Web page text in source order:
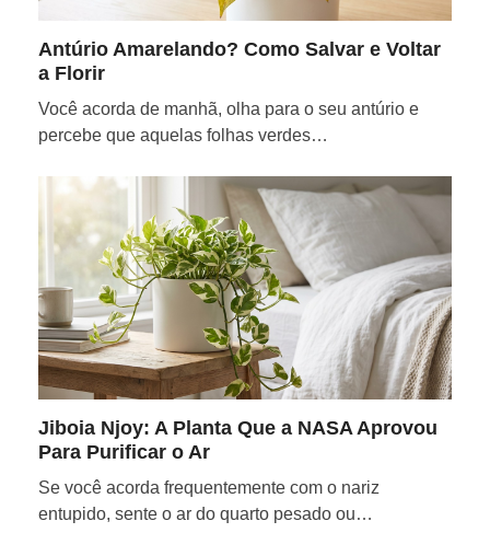
Antúrio Amarelando? Como Salvar e Voltar
a Florir
Você acorda de manhã, olha para o seu antúrio e
percebe que aquelas folhas verdes…
Jiboia Njoy: A Planta Que a NASA Aprovou
Para Purificar o Ar
Se você acorda frequentemente com o nariz
entupido, sente o ar do quarto pesado ou…